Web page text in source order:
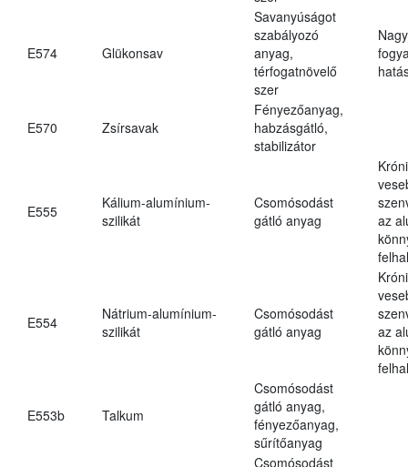
E574 Glükonsav
Savanyúságot
szabályozó
anyag,
térfogatnövelő
szer
E570 Zsírsavak
Fényezőanyag,
habzásgátló,
stabilizátor
E555
Kálium-alumínium-
szilikát
Csomósodást
gátló anyag
az
E554
Nátrium-alumínium-
szilikát
Csomósodást
gátló anyag
az
E553b Talkum
Csomósodást
gátló anyag,
fényezőanyag,
sűrítőanyag
Csomósodást